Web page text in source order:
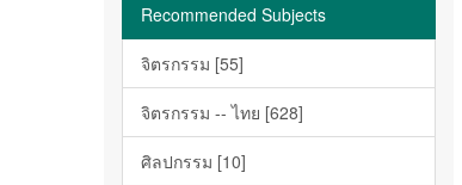
Recommended Subjects
จิตรกรรม [55]
จิตรกรรม -- ไทย [628]
ศิลปกรรม [10]